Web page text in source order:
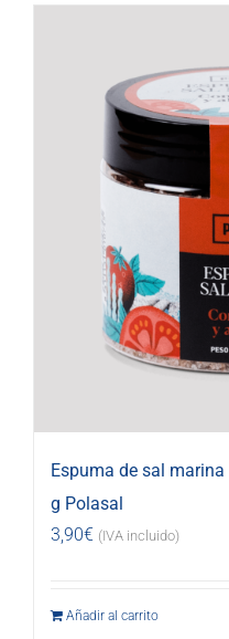
Espuma de sal
g Polasal
3,90€ (IVA incluido)
Añadir al carrito